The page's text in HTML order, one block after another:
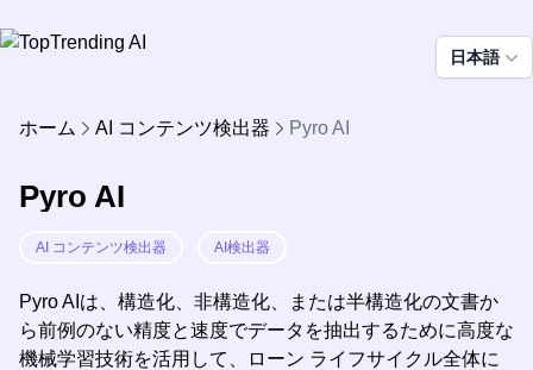
日本語
ホーム AI コンテンツ検出器 Pyro AI
Pyro AI
AI コンテンツ検出器 AI検出器
Pyro AIは、構造化、非構造化、または半構造化の文書か
ら前例のない精度と速度でデータを抽出するために高度な
機械学習技術を活用して、ローン ライフサイクル全体に